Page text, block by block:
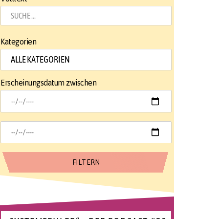
Kategorien
Erscheinungsdatum zwischen